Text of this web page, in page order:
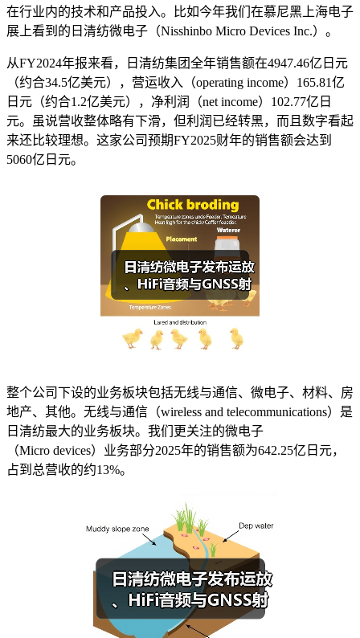
在行业内的技术和产品投入。比如今年我们在慕尼黑上海电子
展上看到的日清纺微电子（Nisshinbo Micro Devices Inc.）。
从FY2024年报来看，日清纺集团全年销售额在4947.46亿日元
（约合34.5亿美元），营运收入（operating income）165.81亿
日元（约合1.2亿美元），净利润（net income）102.77亿日
元。虽说营收整体略有下滑，但利润已经转黑，而且数字看起
来还比较理想。这家公司预期FY2025财年的销售额会达到
5060亿日元。
整个公司下设的业务板块包括无线与通信、微电子、材料、房
地产、其他。无线与通信（wireless and telecommunications）是
日清纺最大的业务板块。我们更关注的微电子
（Micro devices）业务部分2025年的销售额为642.25亿日元，
占到总营收的约13%。